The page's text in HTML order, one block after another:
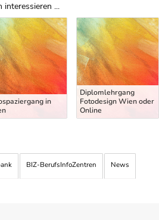
interessieren ...
in
Diplomlehrgang
Fotodesign Wien oder
Online
BIZ-BerufsInfoZentren News